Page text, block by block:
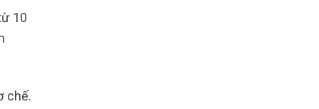
10
chế.